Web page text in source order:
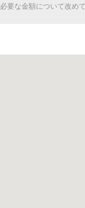
な金額について改めて